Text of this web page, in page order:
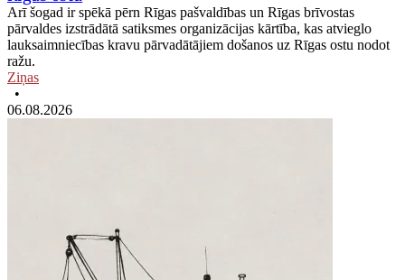
Arī šogad ir spēkā pērn Rīgas pašvaldības un Rīgas brīvostas
pārvaldes izstrādātā satiksmes organizācijas kārtība, kas atvieglo
lauksaimniecības kravu pārvadātājiem došanos uz Rīgas ostu nodot
ražu.
Ziņas
•
06.08.2026